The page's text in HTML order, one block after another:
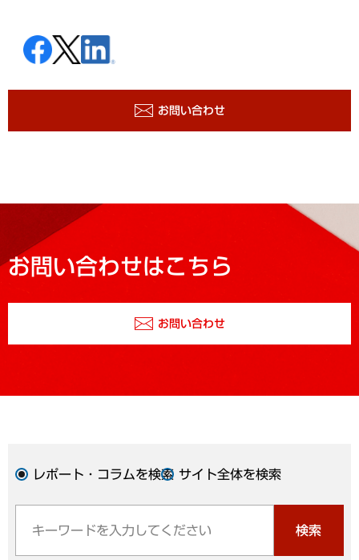
お問い合わせ
お問い合わせはこちら
お問い合わせ
レポート・コラムを検索 サイト全体を検索
検索